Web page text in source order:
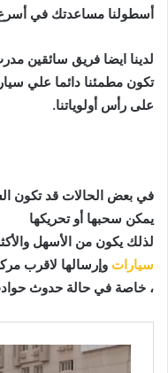
أسطولنا مساعدتك في
لدينا ايضا فريق سائقين
تكون مطمئنا دائما علي
على رأس أولوياتنا.
في بعض الحالات قد تكون
يمكن سحبها أو تحريكها
لذلك يكون من الأسهل
سيارات وإرسالها لاقرب
، خاصة في حالة حدوث